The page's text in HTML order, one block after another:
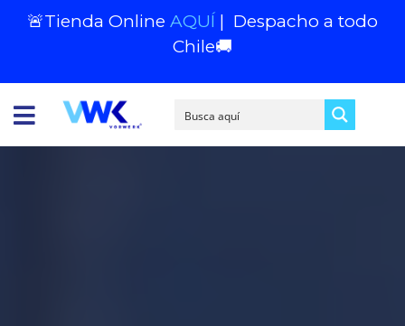
🚨Tienda Online AQUÍ | Despacho a todo
Chile🚚